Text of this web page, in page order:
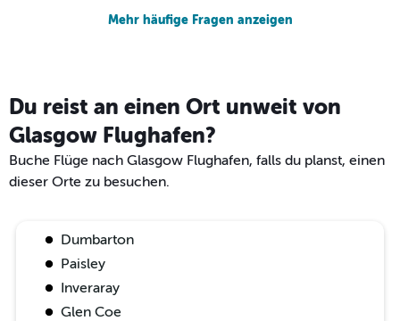
Mehr häufige Fragen anzeigen
Du reist an einen Ort unweit von
Glasgow Flughafen?
Buche Flüge nach Glasgow Flughafen, falls du planst, einen
dieser Orte zu besuchen.
Dumbarton
Paisley
Inveraray
Glen Coe